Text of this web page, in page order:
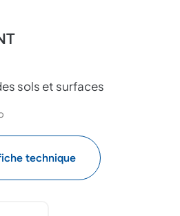
sols et surfaces
technique